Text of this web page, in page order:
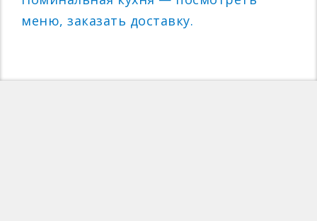
меню, заказать доставку.